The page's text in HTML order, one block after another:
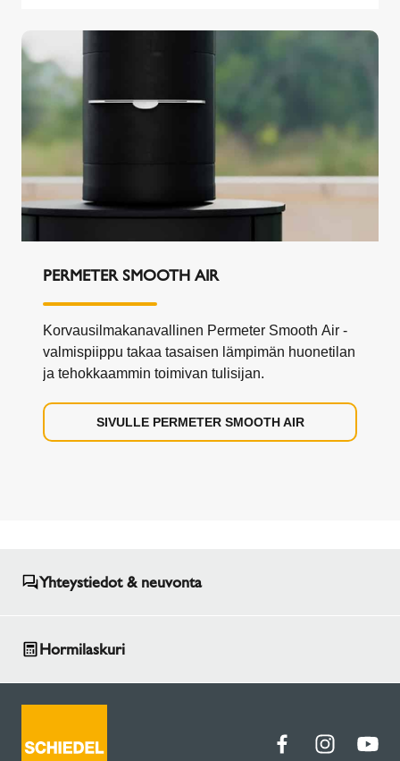
PERMETER SMOOTH AIR
Korvausilmakanavallinen Permeter Smooth Air -
valmispiippu takaa tasaisen lämpimän huonetilan
ja tehokkaammin toimivan tulisijan.
SIVULLE PERMETER SMOOTH AIR
Yhteystiedot & neuvonta
Hormilaskuri